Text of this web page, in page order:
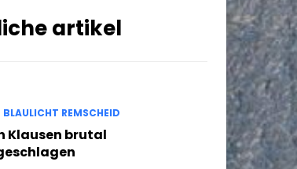
artikel
BLAULICHT REMSCHEID
Klausen brutal